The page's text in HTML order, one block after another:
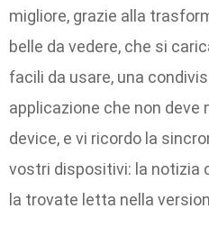
migliore, grazie alla
belle da vedere, che si
facili da usare, una
applicazione che non deve
device, e vi ricordo la
vostri dispositivi: la notizia
la trovate letta nella